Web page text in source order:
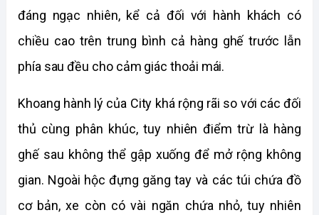
đáng ngạc nhiên, kể cả đối với hành khách có
chiều cao trên trung bình cả hàng ghế trước lẫn
phía sau đều cho cảm giác thoải mái.
Khoang hành lý của City khá rộng rãi so với các đối
thủ cùng phân khúc, tuy nhiên điểm trừ là hàng
ghế sau không thể gập xuống để mở rộng không
gian. Ngoài hộc đựng găng tay và các túi chứa đồ
cơ bản, xe còn có vài ngăn chứa nhỏ, tuy nhiên